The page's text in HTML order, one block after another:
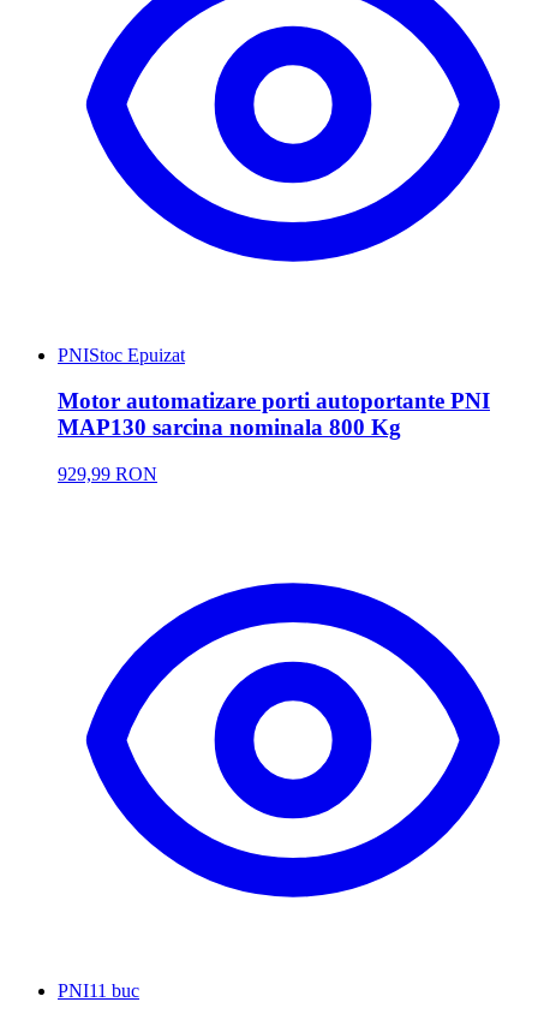
PNIStoc Epuizat
Motor automatizare porti autoportante PNI
MAP130 sarcina nominala 800 Kg
929,99 RON
PNI11 buc